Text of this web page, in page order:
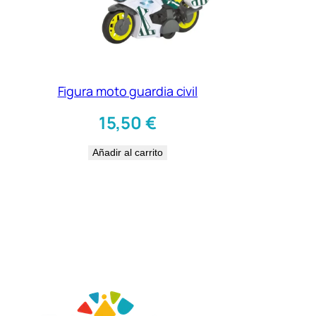
Figura moto guardia civil
15,50€
Añadir al carrito